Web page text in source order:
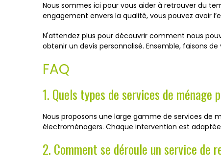
Nous sommes ici pour vous aider à retrouver du
engagement envers la qualité, vous pouvez avoir
N'attendez plus pour découvrir comment nous
obtenir un devis personnalisé. Ensemble, faisons
FAQ
1. Quels types de services de ménage
Nous proposons une large gamme de services de
électroménagers. Chaque intervention est
2. Comment se déroule un service de